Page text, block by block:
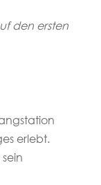
den ersten
erlebt.